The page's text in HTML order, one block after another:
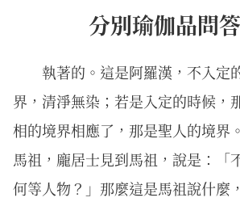
分別瑜伽品問
執著的。這是阿羅漢，不入定
界，清淨無染；若是入定的時候，
相的境界相應了，那是聖人的境界
馬祖，龐居士見到馬祖，說是：「
何等人物？」那麼這是馬祖說什麼